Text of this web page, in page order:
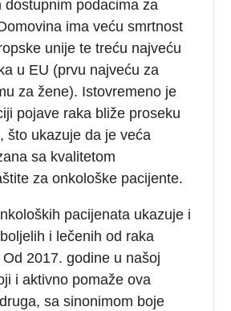
dostupnim podacima za
ima veću smrtnost
unije te treću najveću
u EU (prvu najveću za
za žene). Istovremeno je
pojave raka bliže proseku
što ukazuje da je veća
sa kvalitetom
za onkološke pacijente.
pacijenata ukazuje i
i lečenih od raka
Od 2017. godine u našoj
i aktivno pomaže ova
sa sinonimom boje